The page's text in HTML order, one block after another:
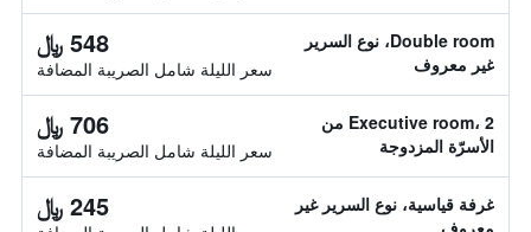
Double room، نوع السرير
غير معروف
548 ﷼
سعر الليلة شامل الصريبة المضافة
Executive room، 2 من
الأسرّة المزدوجة
706 ﷼
سعر الليلة شامل الصريبة المضافة
غرفة قياسية، نوع السرير غير
معروف
245 ﷼